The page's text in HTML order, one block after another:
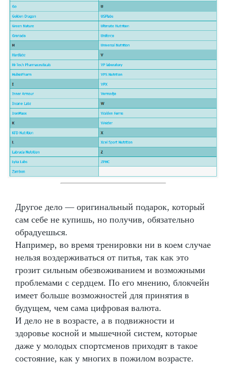
Другое дело — оригинальный подарок, который
сам себе не купишь, но получив, обязательно
обрадуешься.
Например, во время тренировки ни в коем случае
нельзя воздерживаться от питья, так как это
грозит сильным обезвоживанием и возможными
проблемами с сердцем. По его мнению, блокчейн
имеет больше возможностей для принятия в
будущем, чем сама цифровая валюта.
И дело не в возрасте, а в подвижности и
здоровье косной и мышечной систем, которые
даже у молодых спортсменов приходят в такое
состояние, как у многих в пожилом возрасте.